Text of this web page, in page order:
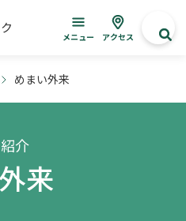
メニュー アクセス
めまい外来
介
来